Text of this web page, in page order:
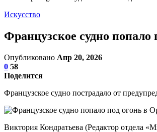
Искусство
Французское судно
Опубликовано Апр 20, 2026
0 58
Поделится
Французское судно пострадало от
Виктория Кондратьева (Редактор отдела